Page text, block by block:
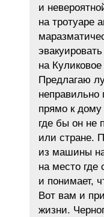
и
на тротуаре
на
Предлагаю
неправильно
прямо к
где бы он не
или стране.
из машины
на место где
и понимает,
Вот вам и
жизни.